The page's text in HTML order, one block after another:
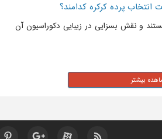
انتخاب پرده کرکره کدامند؟
و نقش بسزایی در زیبایی دکوراسیون آن